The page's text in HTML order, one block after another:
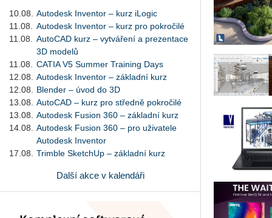
10.08.
Autodesk Inventor – kurz iLogic
11.08.
Autodesk Inventor – kurz pro pokročilé
11.08.
AutoCAD kurz – vytváření a prezentace
3D modelů
11.08.
CATIA V5 Summer Training Days
12.08.
Autodesk Inventor – základní kurz
12.08.
Blender – úvod do 3D
13.08.
AutoCAD – kurz pro středně pokročilé
13.08.
Autodesk Fusion 360 – základní kurz
14.08.
Autodesk Fusion 360 – pro uživatele
Autodesk Inventor
17.08.
Trimble SketchUp – základní kurz
Další akce v kalendáři